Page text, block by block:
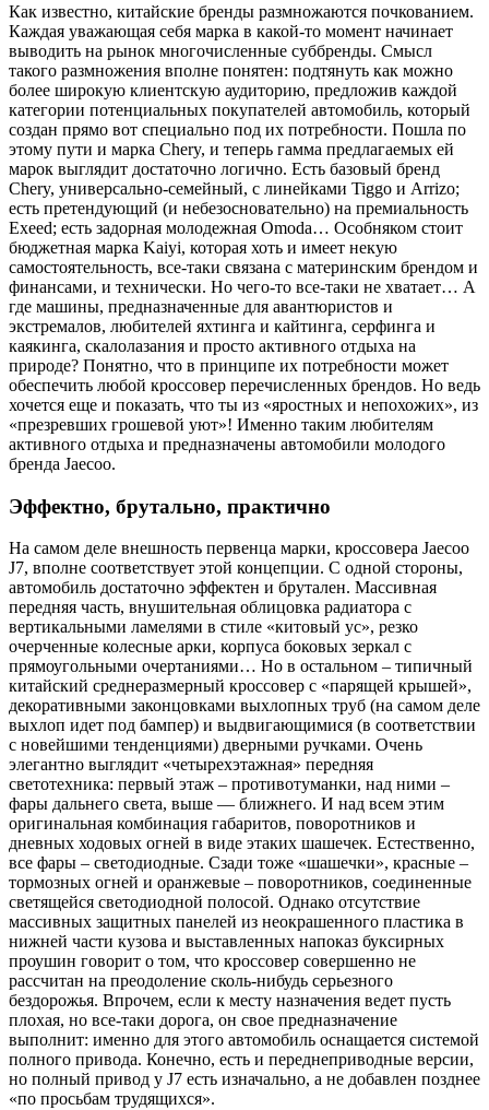
Как известно, китайские бренды размножаются почкованием.
Каждая уважающая себя марка в какой-то момент начинает
выводить на рынок многочисленные суббренды. Смысл
такого размножения вполне понятен: подтянуть как можно
более широкую клиентскую аудиторию, предложив каждой
категории потенциальных покупателей автомобиль, который
создан прямо вот специально под их потребности. Пошла по
этому пути и марка Chery, и теперь гамма предлагаемых ей
марок выглядит достаточно логично. Есть базовый бренд
Chery, универсально-семейный, с линейками Tiggo и Arrizo;
есть претендующий (и небезосновательно) на премиальность
Exeed; есть задорная молодежная Omoda… Особняком стоит
бюджетная марка Kaiyi, которая хоть и имеет некую
самостоятельность, все-таки связана с материнским брендом и
финансами, и технически. Но чего-то все-таки не хватает… А
где машины, предназначенные для авантюристов и
экстремалов, любителей яхтинга и кайтинга, серфинга и
каякинга, скалолазания и просто активного отдыха на
природе? Понятно, что в принципе их потребности может
обеспечить любой кроссовер перечисленных брендов. Но ведь
хочется еще и показать, что ты из «яростных и непохожих», из
«презревших грошевой уют»! Именно таким любителям
активного отдыха и предназначены автомобили молодого
бренда Jaecoo.
Эффектно, брутально, практично
На самом деле внешность первенца марки, кроссовера Jaecoo
J7, вполне соответствует этой концепции. С одной стороны,
автомобиль достаточно эффектен и брутален. Массивная
передняя часть, внушительная облицовка радиатора с
вертикальными ламелями в стиле «китовый ус», резко
очерченные колесные арки, корпуса боковых зеркал с
прямоугольными очертаниями… Но в остальном – типичный
китайский среднеразмерный кроссовер с «парящей крышей»,
декоративными законцовками выхлопных труб (на самом деле
выхлоп идет под бампер) и выдвигающимися (в соответствии
с новейшими тенденциями) дверными ручками. Очень
элегантно выглядит «четырехэтажная» передняя
светотехника: первый этаж – противотуманки, над ними –
фары дальнего света, выше — ближнего. И над всем этим
оригинальная комбинация габаритов, поворотников и
дневных ходовых огней в виде этаких шашечек. Естественно,
все фары – светодиодные. Сзади тоже «шашечки», красные –
тормозных огней и оранжевые – поворотников, соединенные
светящейся светодиодной полосой. Однако отсутствие
массивных защитных панелей из неокрашенного пластика в
нижней части кузова и выставленных напоказ буксирных
проушин говорит о том, что кроссовер совершенно не
рассчитан на преодоление сколь-нибудь серьезного
бездорожья. Впрочем, если к месту назначения ведет пусть
плохая, но все-таки дорога, он свое предназначение
выполнит: именно для этого автомобиль оснащается системой
полного привода. Конечно, есть и переднеприводные версии,
но полный привод у J7 есть изначально, а не добавлен позднее
«по просьбам трудящихся».